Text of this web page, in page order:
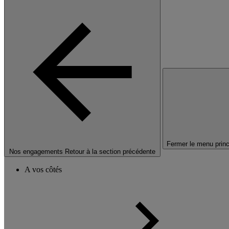
Nos engagements Retour à la section précédente
Fermer le menu
A vos côtés